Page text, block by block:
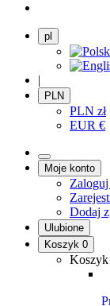
pl
|
PLN
PLN zł
EUR €
Moje konto
Zaloguj
Dodaj
Ulubione
Koszyk 0